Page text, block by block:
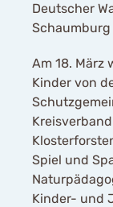
Deutscher
Am 18. März
Kinder von
Spiel und
Kinder- und